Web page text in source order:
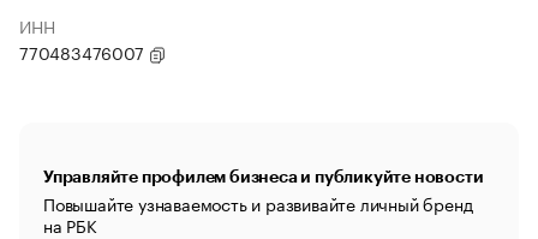
ИНН
770483476007
Управляйте профилем бизнеса и публикуйте новости
Повышайте узнаваемость и развивайте личный бренд
на РБК